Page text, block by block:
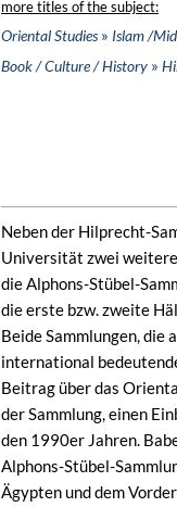
more titles of the subject:
Oriental Studies» Islam /
Book / Culture / History »
Neben der Hilprecht-
Universität zwei
die Alphons-Stübel-
die erste bzw. zweite
Beide Sammlungen, die
international
Beitrag über das
der Sammlung, einen
den 1990er Jahren.
Alphons-Stübel-
Ägypten und dem